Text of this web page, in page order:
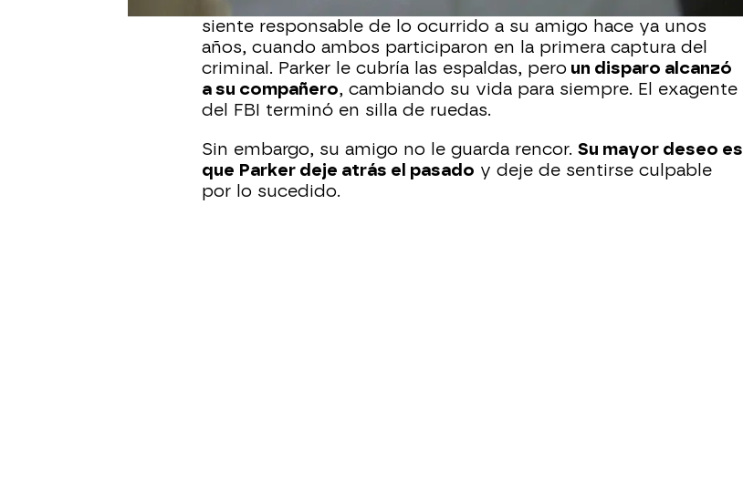
siente responsable de lo ocurrido a su amigo hace ya unos
años, cuando ambos participaron en la primera captura del
criminal. Parker le cubría las espaldas, pero un disparo alcanzó
a su compañero, cambiando su vida para siempre. El exagente
del FBI terminó en silla de ruedas.
Sin embargo, su amigo no le guarda rencor. Su mayor deseo es
que Parker deje atrás el pasado y deje de sentirse culpable
por lo sucedido.